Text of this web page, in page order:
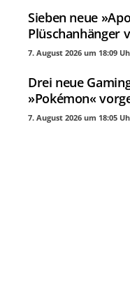
Sieben neue
Plüschanhänger
7. August 2026 um 18:09
Drei neue
»Pokémon«
7. August 2026 um 18:05